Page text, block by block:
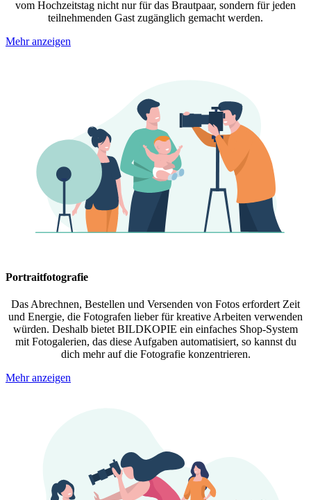
vom Hochzeitstag nicht nur für das Brautpaar, sondern für jeden
teilnehmenden Gast zugänglich gemacht werden.
Mehr anzeigen
Portraitfotografie
Das Abrechnen, Bestellen und Versenden von Fotos erfordert Zeit
und Energie, die Fotografen lieber für kreative Arbeiten verwenden
würden. Deshalb bietet BILDKOPIE ein einfaches Shop-System
mit Fotogalerien, das diese Aufgaben automatisiert, so kannst du
dich mehr auf die Fotografie konzentrieren.
Mehr anzeigen